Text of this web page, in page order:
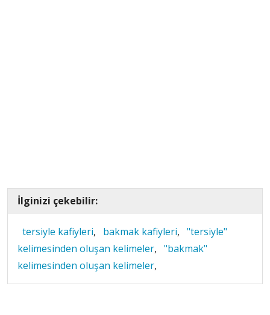
İlginizi çekebilir:
tersiyle kafiyleri, bakmak kafiyleri, "tersiyle"
kelimesinden oluşan kelimeler, "bakmak"
kelimesinden oluşan kelimeler,